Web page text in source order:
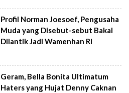
Profil Norman Joesoef, Pengusaha
Muda yang Disebut-sebut Bakal
Dilantik Jadi Wamenhan RI
Geram, Bella Bonita Ultimatum
Haters yang Hujat Denny Caknan